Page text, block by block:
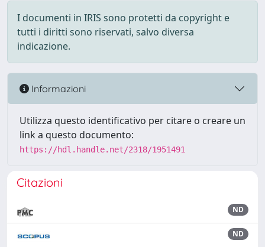
I documenti in IRIS sono protetti da copyright e
tutti i diritti sono riservati, salvo diversa
indicazione.
Informazioni
Utilizza questo identificativo per citare o creare un
link a questo documento:
https://hdl.handle.net/2318/1951491
Citazioni
ND
ND